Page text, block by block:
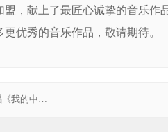
，献上了最匠心诚挚的音乐作
优秀的音乐作品，敬请期待。
我的中国